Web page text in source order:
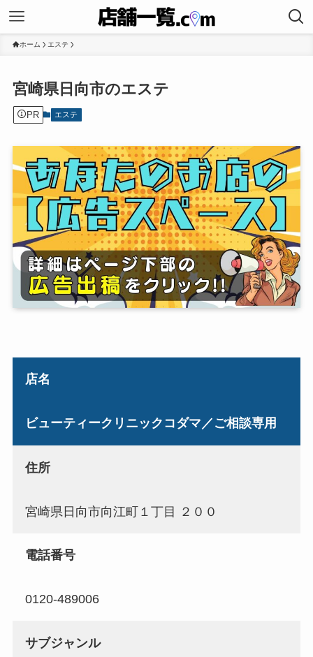
ホーム エステ
宮崎県日向市のエステ
PR エステ
店名
ビューティークリニックコダマ／ご相談専用
住所
宮崎県日向市向江町１丁目 ２００
電話番号
0120-489006
サブジャンル